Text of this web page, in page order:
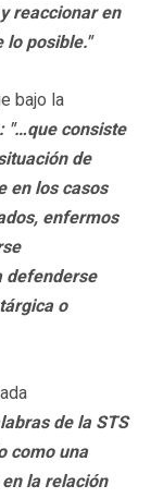
reaccionar en
lo posible."
bajo la
"…que consiste
de
en los casos
enfermos
defenderse
o
de la STS
como una
la relación